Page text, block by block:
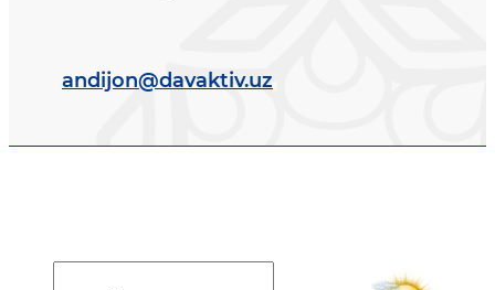
andijon@davaktiv.uz